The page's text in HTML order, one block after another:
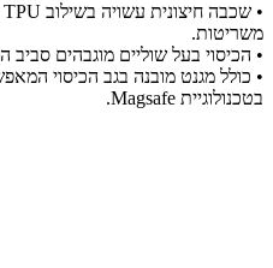
משריטות.
• הכיסוי בעל שוליים מוגבהים
• כולל מגנט מובנה בגב הכיסוי
בטכנולוגיית Magsafe.